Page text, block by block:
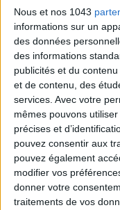
Nous et nos 1043
informations sur un
des données
des informations
publicités et du
et de contenu, des
services. Avec votre
mêmes pouvons
précises et
pouvez consentir aux
pouvez également
modifier vos
donner votre
traitements de vos
LES SACS